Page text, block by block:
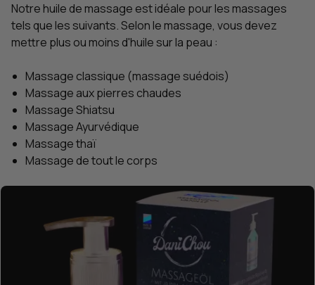
Notre huile de massage est idéale pour les massages
tels que les suivants. Selon le massage, vous devez
mettre plus ou moins d'huile sur la peau :
Massage classique (massage suédois)
Massage aux pierres chaudes
Massage Shiatsu
Massage Ayurvédique
Massage thaï
Massage de tout le corps